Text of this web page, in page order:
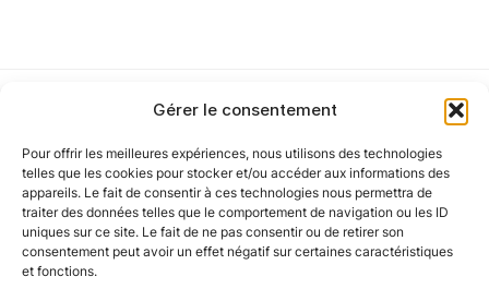
Gérer le consentement
Pour offrir les meilleures expériences, nous utilisons des technologies
telles que les cookies pour stocker et/ou accéder aux informations des
appareils. Le fait de consentir à ces technologies nous permettra de
traiter des données telles que le comportement de navigation ou les ID
uniques sur ce site. Le fait de ne pas consentir ou de retirer son
consentement peut avoir un effet négatif sur certaines caractéristiques
et fonctions.
Cet article a été partiellement rédigé à l’aide d’une intelligence artificielle et
vérifié par un auteur humain.
Notre politique
Nos agences